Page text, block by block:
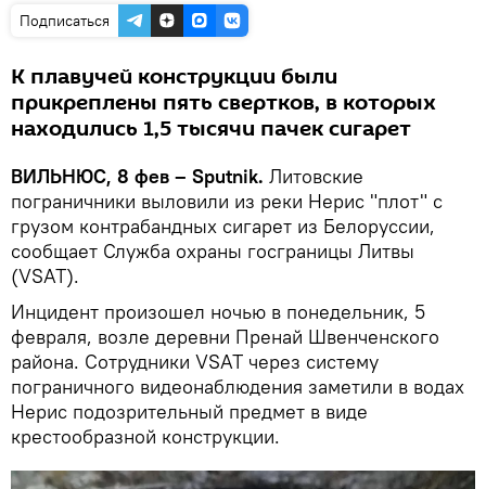
Подписаться
К плавучей конструкции были
прикреплены пять свертков, в которых
находились 1,5 тысячи пачек сигарет
ВИЛЬНЮС, 8 фев – Sputnik. Литовские
пограничники выловили из реки Нерис "плот" с
грузом контрабандных сигарет из Белоруссии,
сообщает Служба охраны госграницы Литвы
(VSAT).
Инцидент произошел ночью в понедельник, 5
февраля, возле деревни Пренай Швенченского
района. Сотрудники VSAT через систему
пограничного видеонаблюдения заметили в водах
Нерис подозрительный предмет в виде
крестообразной конструкции.